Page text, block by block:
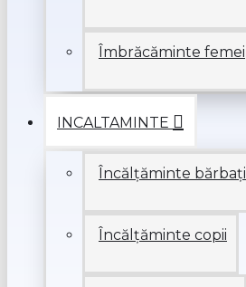
Îmbrăcăminte femei
INCALTAMINTE
Încălțăminte bărbați
Încălțăminte copii